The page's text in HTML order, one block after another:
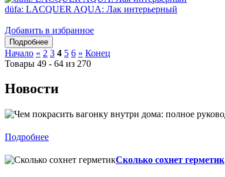
düfa: LACQUER AQUA: Лак интерьерный
Добавить в избранное
Начало « 2 3 4 5 6 » Конец
Товары 49 - 64 из 270
Новости
Подробнее
Сколько сохнет герметик